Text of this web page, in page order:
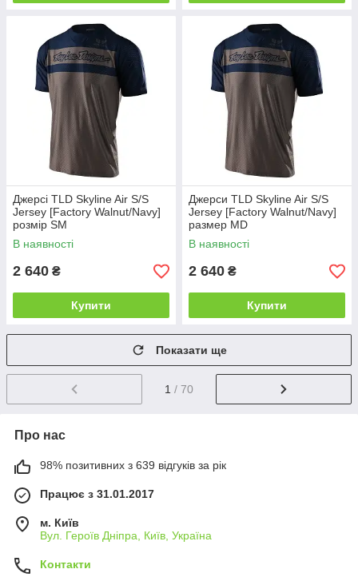
Джерсі TLD Skyline Air S/S
Jersey [Factory Walnut/Navy]
розмір SM
В наявності
2 640 ₴
Купити
Джерси TLD Skyline Air S/S
Jersey [Factory Walnut/Navy]
размер MD
В наявності
2 640 ₴
Купити
Показати ще
1 / 70
Про нас
98% позитивних з 639 відгуків за рік
Працює з 31.01.2017
м. Київ
Вул. Героїв Дніпра, Київ, Україна
Контакти